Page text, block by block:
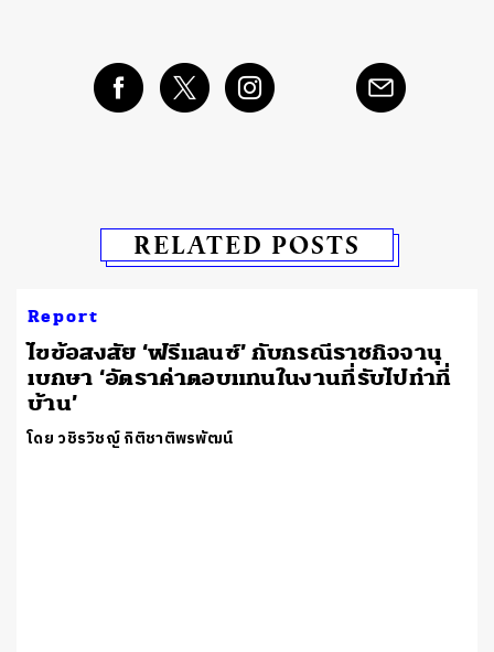
RELATED POSTS
Report
ไขข้อสงสัย ‘ฟรีแลนซ์’ กับกรณีราชกิจจานุ
เบกษา ‘อัตราค่าตอบแทนในงานที่รับไปทําที่
บ้าน’
โดย วชิรวิชญ์ กิติชาติพรพัฒน์